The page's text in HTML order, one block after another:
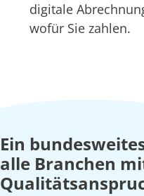
digitale
wofür Sie zahlen.
Ein
alle Branchen